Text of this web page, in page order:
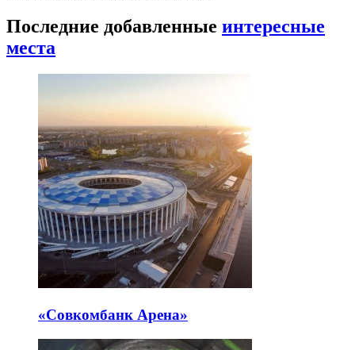
Последние добавленные интересные
места
«Совкомбанк Арена⁠»